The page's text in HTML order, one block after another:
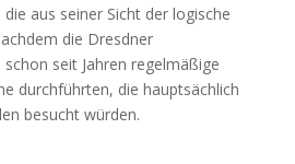
aus seiner Sicht der logische
die Dresdner
seit Jahren regelmäßige
durchführten, die hauptsächlich
besucht würden.